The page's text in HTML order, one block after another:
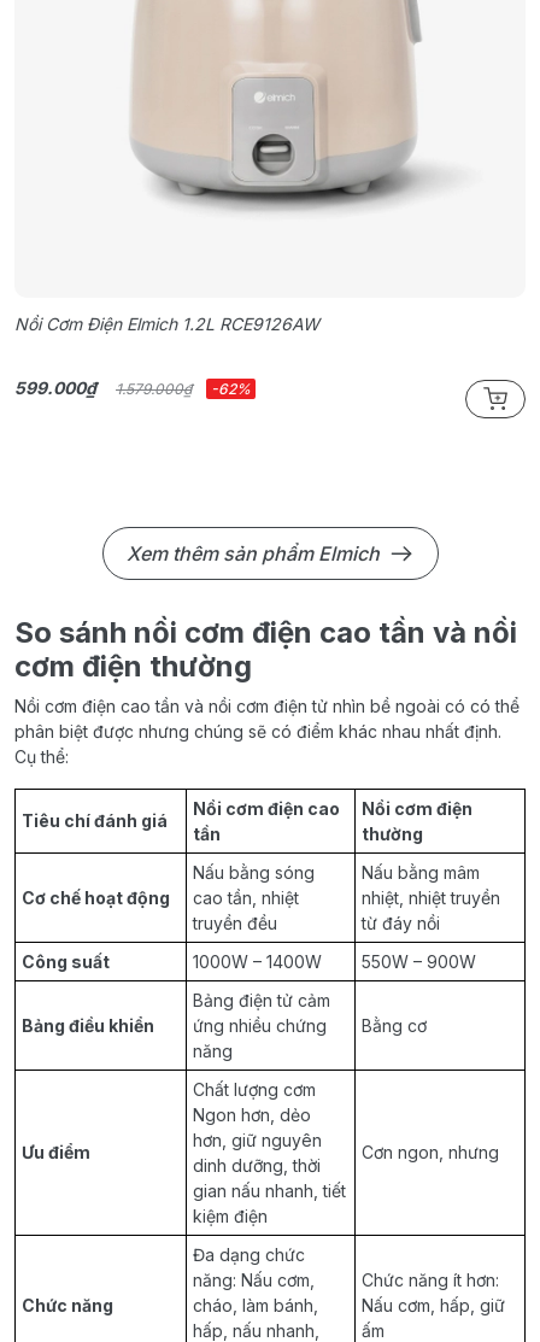
Nồi Cơm Điện Elmich 1.2L RCE9126AW
599.000₫ 1.579.000₫ -62%
Xem thêm sản phẩm Elmich
So sánh nồi cơm điện cao tần và nồi
cơm điện thường
Nồi cơm điện cao tần và nồi cơm điện tử nhìn bề ngoài có có thể
phân biệt được nhưng chúng sẽ có điểm khác nhau nhất định.
Cụ thể:
Tiêu chí đánh giá
Nồi cơm điện cao
tần
Nồi cơm điện
thường
Cơ chế hoạt động
Nấu bằng sóng
cao tần, nhiệt
truyền đều
Nấu bằng mâm
nhiệt, nhiệt truyền
từ đáy nồi
Công suất
1000W – 1400W 550W – 900W
Bảng điều khiển
Bảng điện tử cảm
ứng nhiều chứng
năng
Bằng cơ
Ưu điểm
Chất lượng cơm
Ngon hơn, dẻo
hơn, giữ nguyên
dinh dưỡng, thời
gian nấu nhanh, tiết
kiệm điện
Cơn ngon, nhưng
Chức năng
Đa dạng chức
năng: Nấu cơm,
cháo, làm bánh,
hấp, nấu nhanh,
Chức năng ít hơn:
Nấu cơm, hấp, giữ
ấm